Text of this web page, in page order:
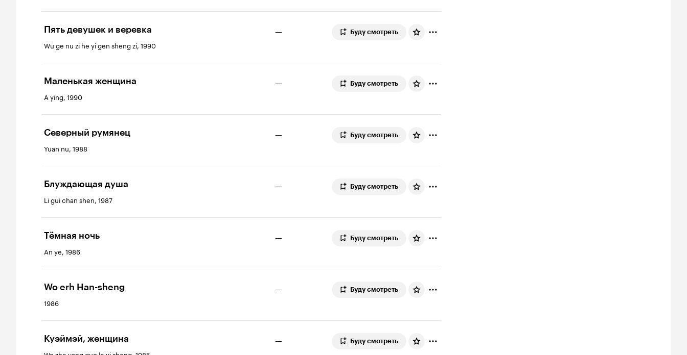
Пять девушек и веревка
Wu ge nu zi he yi gen sheng zi, 1990
— Буду смотреть
Маленькая женщина
A ying, 1990
— Буду смотреть
Северный румянец
Yuan nu, 1988
— Буду смотреть
Блуждающая душа
Li gui chan shen, 1987
— Буду смотреть
Тёмная ночь
An ye, 1986
— Буду смотреть
Wo erh Han-sheng
1986
— Буду смотреть
Куэймэй, женщина — Буду смотреть